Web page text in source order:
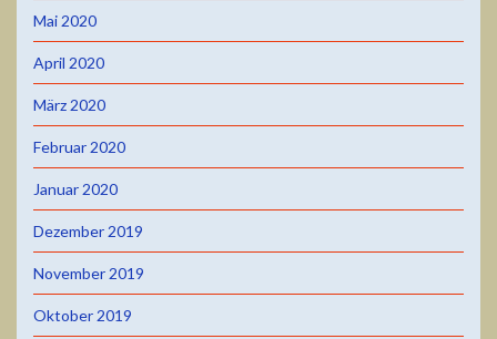
Mai 2020
April 2020
März 2020
Februar 2020
Januar 2020
Dezember 2019
November 2019
Oktober 2019